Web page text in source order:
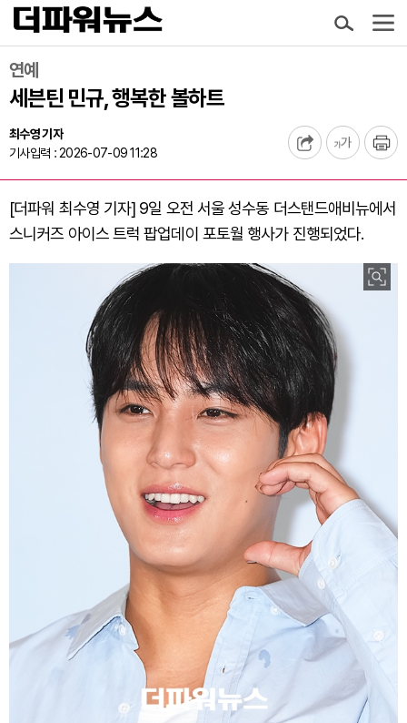
연예
세븐틴 민규, 행복한 볼하트
최수영 기자
기사입력 : 2026-07-09 11:28
[더파워 최수영 기자] 9일 오전 서울 성수동 더스탠드애비뉴에서
스니커즈 아이스 트럭 팝업데이 포토월 행사가 진행되었다.